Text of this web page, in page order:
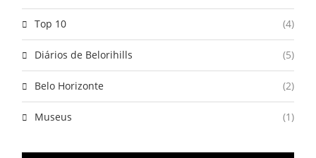
Top 10 (4)
Diários de Belorihills (5)
Belo Horizonte (2)
Museus (1)